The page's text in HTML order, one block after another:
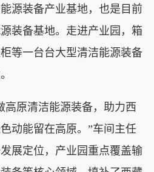
源装备产业基地，也是目前
装备基地。走进产业园，箱
等一台台大型清洁能源装备
原清洁能源装备，助力西
动能留在高原。”车间主任
展定位，产业园重点覆盖输